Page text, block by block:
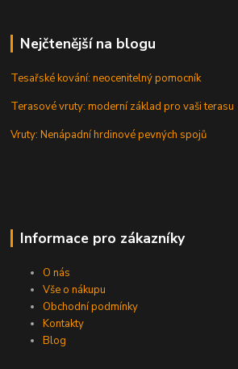
Nejčtenější na blogu
Tesařské kování: neocenitelný pomocník
Terasové vruty: moderní základ pro vaši terasu
Vruty: Nenápadní hrdinové pevných spojů
Informace pro zákazníky
O nás
Vše o nákupu
Obchodní podmínky
Kontakty
Blog